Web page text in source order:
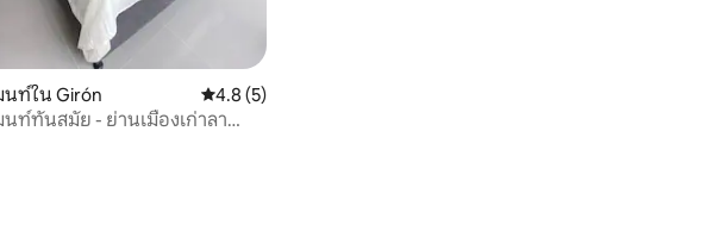
ท์ใน Girón คะแนนเฉลี่ย 4.8 จาก 5, 5 รีวิว
4.8 (5)
ท์ทันสมัย - ย่านเมืองเก่าลา